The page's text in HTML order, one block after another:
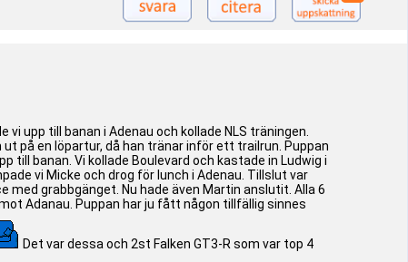
upp till banan i Adenau och kollade NLS träningen.
på en löpartur, då han tränar inför ett trailrun. Puppan
till banan. Vi kollade Boulevard och kastade in Ludwig i
vi Micke och drog för lunch i Adenau. Tillslut var
grabbgänget. Nu hade även Martin anslutit. Alla 6
Adanau. Puppan har ju fått någon tillfällig sinnes
Det var dessa och 2st Falken GT3-R som var top 4